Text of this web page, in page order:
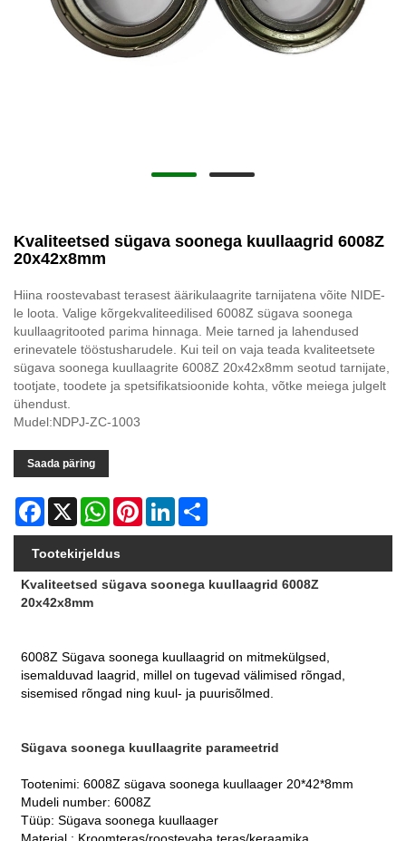
Kvaliteetsed sügava soonega kuullaagrid 6008Z
20x42x8mm
Hiina roostevabast terasest äärikulaagrite tarnijatena võite NIDE-
le loota. Valige kõrgekvaliteedilised 6008Z sügava soonega
kuullaagritooted parima hinnaga. Meie tarned ja lahendused
erinevatele tööstusharudele. Kui teil on vaja teada kvaliteetsete
sügava soonega kuullaagrite 6008Z 20x42x8mm seotud tarnijate,
tootjate, toodete ja spetsifikatsioonide kohta, võtke meiega julgelt
ühendust.
Mudel:NDPJ-ZC-1003
Saada päring
Facebook
X WhatsAppPinterestLinkedIn
Tootekirjeldus
Kvaliteetsed sügava soonega kuullaagrid 6008Z
20x42x8mm
6008Z Sügava soonega kuullaagrid on mitmekülgsed,
isemalduvad laagrid, millel on tugevad välimised rõngad,
sisemised rõngad ning kuul- ja puurisõlmed.
Sügava soonega kuullaagrite parameetrid
Tootenimi: 6008Z sügava soonega kuullaager 20*42*8mm
Mudeli number: 6008Z
Tüüp: Sügava soonega kuullaager